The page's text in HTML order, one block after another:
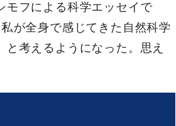
モフによる科学エッセイで
が全身で感じてきた自然科学
考えるようになった。思え